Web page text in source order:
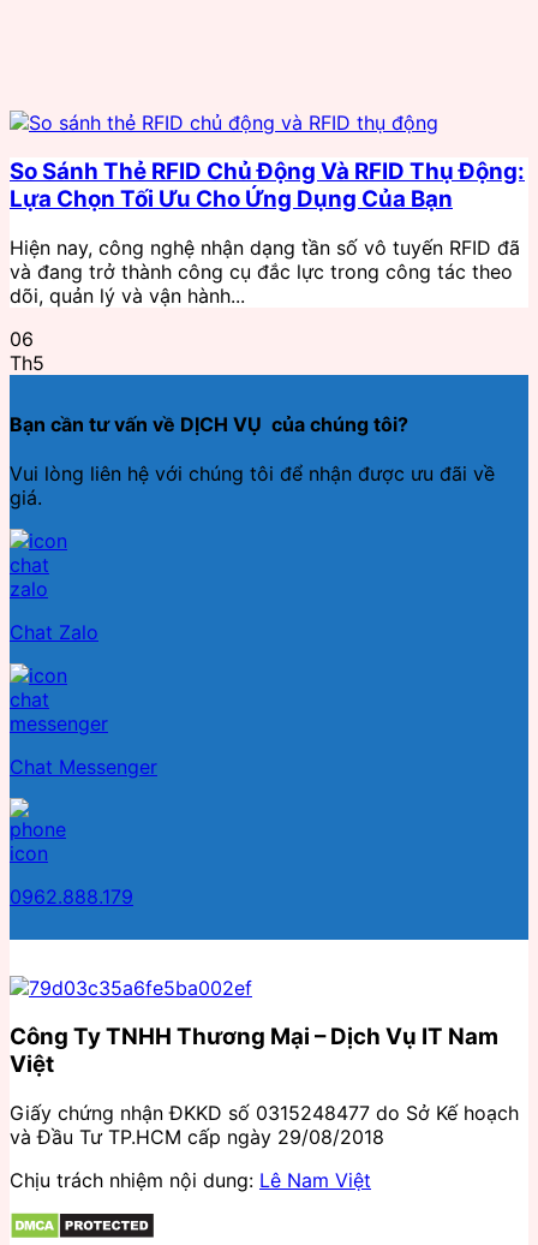
So Sánh Thẻ RFID Chủ Động Và RFID Thụ Động:
Lựa Chọn Tối Ưu Cho Ứng Dụng Của Bạn
Hiện nay, công nghệ nhận dạng tần số vô tuyến RFID đã
và đang trở thành công cụ đắc lực trong công tác theo
dõi, quản lý và vận hành...
06
Th5
Bạn cần tư vấn về DỊCH VỤ của chúng tôi?
Vui lòng liên hệ với chúng tôi để nhận được ưu đãi về
giá.
Chat Zalo
Chat Messenger
0962.888.179
Công Ty TNHH Thương Mại – Dịch Vụ IT Nam
Việt
Giấy chứng nhận ĐKKD số 0315248477 do Sở Kế hoạch
và Đầu Tư TP.HCM cấp ngày 29/08/2018
Chịu trách nhiệm nội dung: Lê Nam Việt